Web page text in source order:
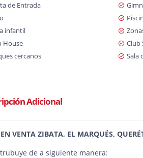
de Entrada
infantil
House
Club
cercanos
Sala
Adicional
VENTA ZIBATA, EL MARQUÉS,
de a siguiente manera: